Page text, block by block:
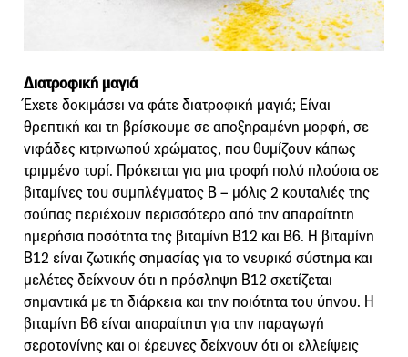
Διατροφική μαγιά
Έχετε δοκιμάσει να φάτε διατροφική μαγιά; Είναι
θρεπτική και τη βρίσκουμε σε αποξηραμένη μορφή, σε
νιφάδες κιτρινωπού χρώματος, που θυμίζουν κάπως
τριμμένο τυρί. Πρόκειται για μια τροφή πολύ πλούσια σε
βιταμίνες του συμπλέγματος Β – μόλις 2 κουταλιές της
σούπας περιέχουν περισσότερο από την απαραίτητη
ημερήσια ποσότητα της βιταμίνη Β12 και Β6. Η βιταμίνη
Β12 είναι ζωτικής σημασίας για το νευρικό σύστημα και
μελέτες δείχνουν ότι η πρόσληψη Β12 σχετίζεται
σημαντικά με τη διάρκεια και την ποιότητα του ύπνου. Η
βιταμίνη Β6 είναι απαραίτητη για την παραγωγή
σεροτονίνης και οι έρευνες δείχνουν ότι οι ελλείψεις